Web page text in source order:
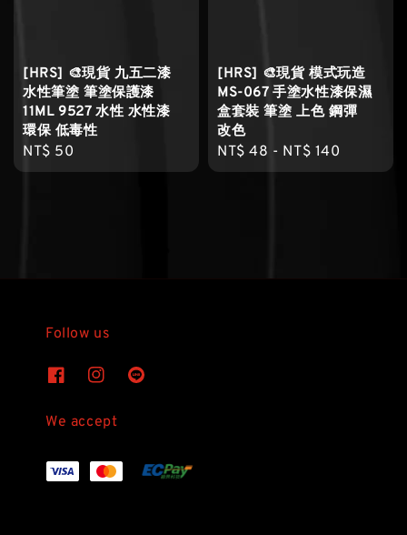
[HRS] 🎨現貨 九五二漆
水性筆塗 筆塗保護漆
11ML 9527 水性 水性漆
環保 低毒性
Regular
price
NT$ 50
[HRS] 🎨現貨 模式玩造
MS-067 手塗水性漆保濕
盒套裝 筆塗 上色 鋼彈
改色
Regular
price
NT$ 48 - NT$ 140
Follow us
We accept